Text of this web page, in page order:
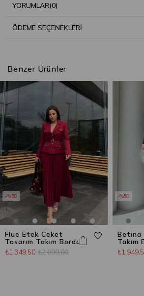
YORUMLAR(0)
ÖDEME SEÇENEKLERI
Benzer Ürünler
Flue Etek Ceket
Tasarım Takım Bordo
₺1.349,50 ₺2.699,00
%50
Betina
Takım
%50